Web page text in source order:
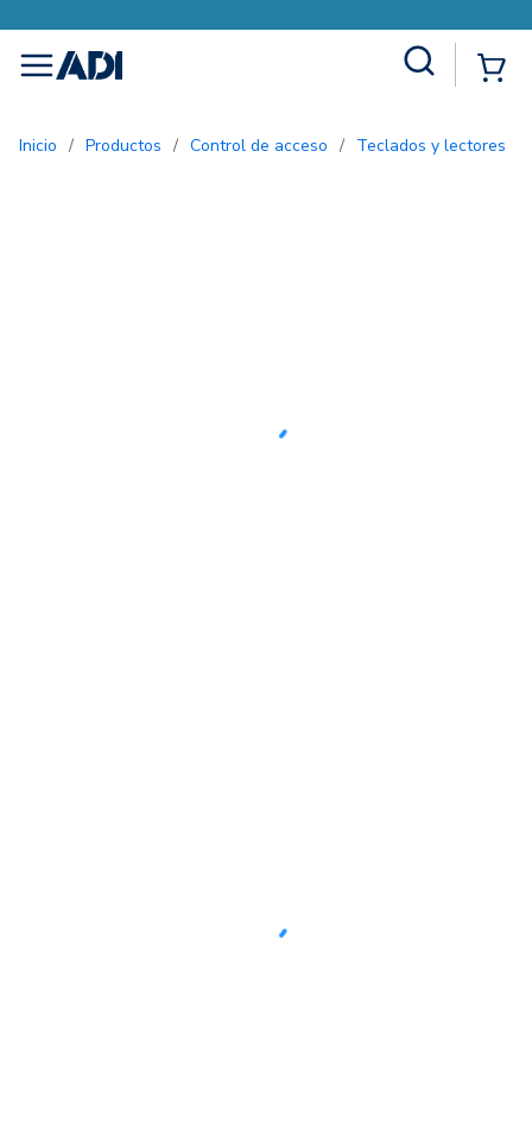
menu
Inicio / Productos / Control de acceso / Teclados y lectores